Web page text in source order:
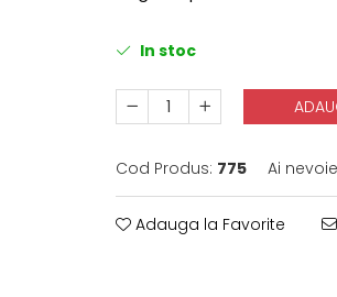
In stoc
Cod Produs: 775 Ai
Adauga la Favorite